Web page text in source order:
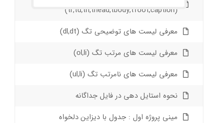
(tr,td,th,thead,tbody,tfoot,caption)
معرفی لیست های توضیحی تگ (dl,dt)
معرفی لیست های مرتب تگ (ol,li)
معرفی لیست های نامرتب تگ (ul,li)
نحوه استایل دهی در فایل جداگانه
مینی پروژه اول : جدول با دیزاین دلخواه